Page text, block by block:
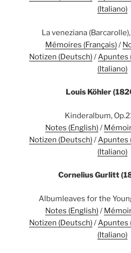
(Italiano)
La veneziana
Mémoires (Français)/
Notizen (Deutsch)/ Apuntes
(Italiano)
Louis Köhler
Kinderalbum,
Notes (English)/
Notizen (Deutsch)/ Apuntes
(Italiano)
Cornelius Gurlitt
Albumleaves for the
Notes (English)/
Notizen (Deutsch)/ Apuntes
(Italiano)